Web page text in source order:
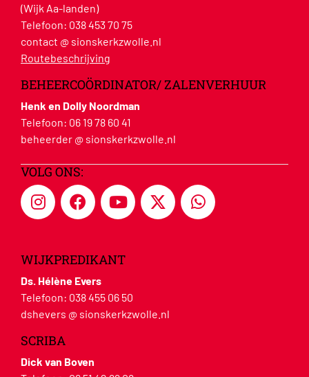
(Wijk Aa-landen)
Telefoon: 038 453 70 75
contact @ sionskerkzwolle.nl
Routebeschrijving
BEHEERCOÖRDINATOR/ ZALENVERHUUR
Henk en Dolly Noordman
Telefoon: 06 19 78 60 41
beheerder @ sionskerkzwolle.nl
VOLG ONS:
WIJKPREDIKANT
Ds. Hélène Evers
Telefoon: 038 455 06 50
dshevers @ sionskerkzwolle.nl
SCRIBA
Dick van Boven